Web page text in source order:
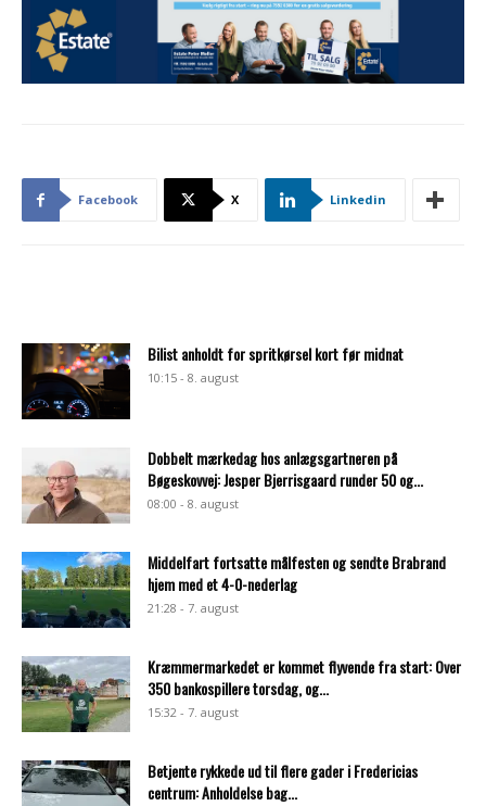
Facebook X Linkedin
Bilist anholdt for spritkørsel kort før midnat
10:15 - 8. august
Dobbelt mærkedag hos anlægsgartneren på
Bøgeskovvej: Jesper Bjerrisgaard runder 50 og...
08:00 - 8. august
Middelfart fortsatte målfesten og sendte Brabrand
hjem med et 4-0-nederlag
21:28 - 7. august
Kræmmermarkedet er kommet flyvende fra start: Over
350 bankospillere torsdag, og...
15:32 - 7. august
Betjente rykkede ud til flere gader i Fredericias
centrum: Anholdelse bag...